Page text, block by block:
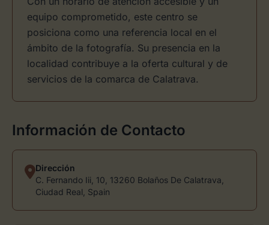
equipo comprometido, este centro se
posiciona como una referencia local en el
ámbito de la fotografía. Su presencia en la
localidad contribuye a la oferta cultural y de
servicios de la comarca de Calatrava.
Información de Contacto
Dirección
C. Fernando Iii, 10, 13260 Bolaños De Calatrava,
Ciudad Real, Spain